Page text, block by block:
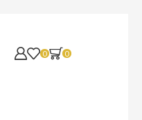
0 0